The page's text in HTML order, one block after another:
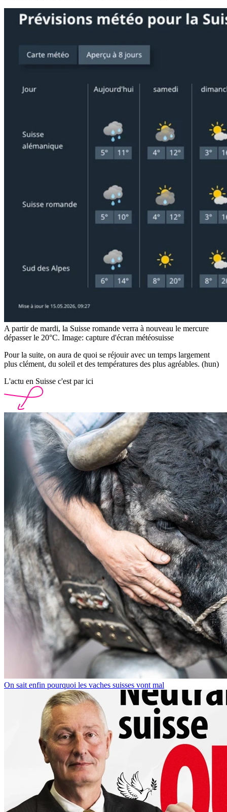
A partir de mardi, la Suisse romande verra à nouveau le mercure
dépasser le 20°C. Image: capture d'écran météosuisse
Pour la suite, on aura de quoi se réjouir avec un temps largement
plus clément, du soleil et des températures des plus agréables. (hun)
L'actu en Suisse c'est par ici
On sait enfin pourquoi les vaches suisses vont mal